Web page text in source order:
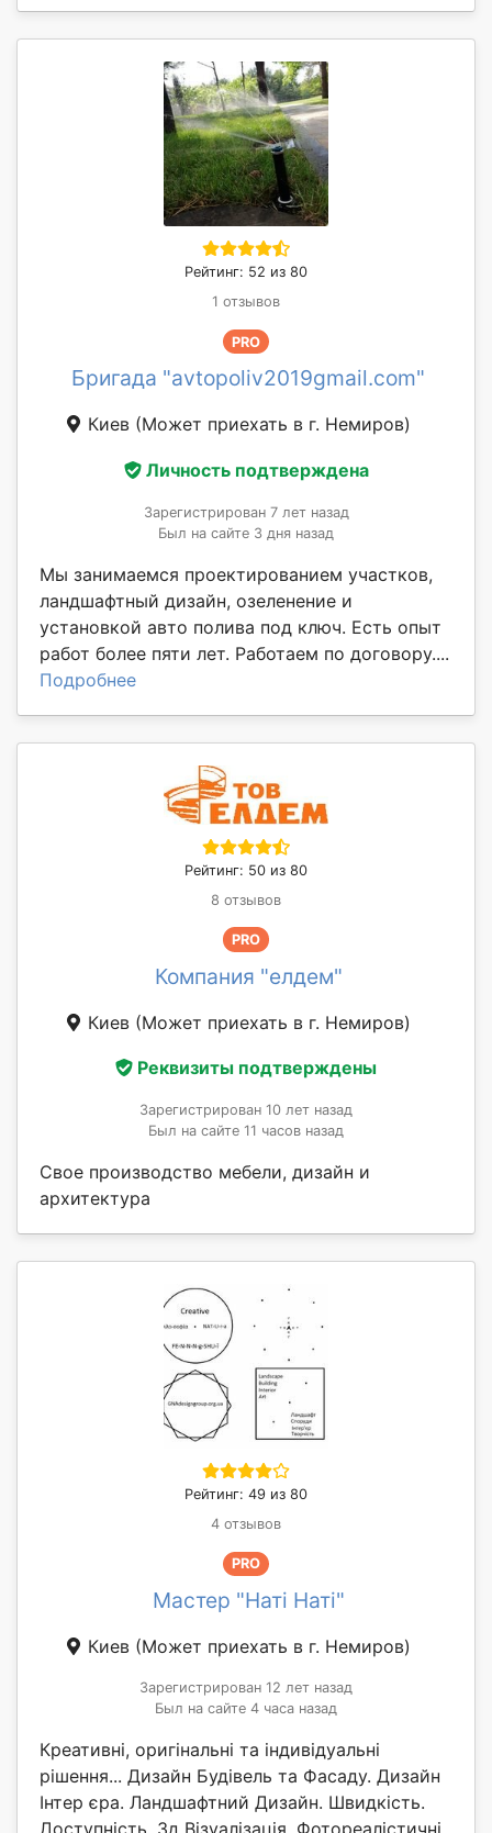
Рейтинг: 52 из 80
1 отзывов
PRO
Бригада "avtopoliv2019gmail.com"
Киев (Может приехать в г. Немиров)
Личность подтверждена
Зарегистрирован 7 лет назад
Был на сайте 3 дня назад
Мы занимаемся проектированием участков,
ландшафтный дизайн, озеленение и
установкой авто полива под ключ. Есть опыт
работ более пяти лет. Работаем по договору....
Подробнее
Рейтинг: 50 из 80
8 отзывов
PRO
Компания "елдем"
Киев (Может приехать в г. Немиров)
Реквизиты подтверждены
Зарегистрирован 10 лет назад
Был на сайте 11 часов назад
Свое производство мебели, дизайн и
архитектура
Рейтинг: 49 из 80
4 отзывов
PRO
Мастер "Наті Наті"
Киев (Может приехать в г. Немиров)
Зарегистрирован 12 лет назад
Был на сайте 4 часа назад
Креативні, оригінальні та індивідуальні
рішення... Дизайн Будівель та Фасаду. Дизайн
Інтер єра. Ландшафтний Дизайн. Швидкість.
Доступність. 3д Візуалізація. Фотореалістичні